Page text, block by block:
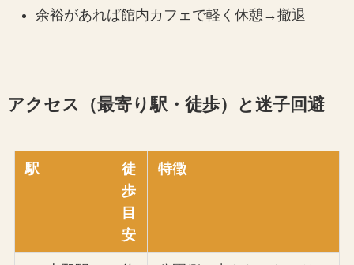
余裕があれば館内カフェで軽く休憩→撤退
アクセス（最寄り駅・徒歩）と迷子回避
駅
徒
歩
目
安
特徴